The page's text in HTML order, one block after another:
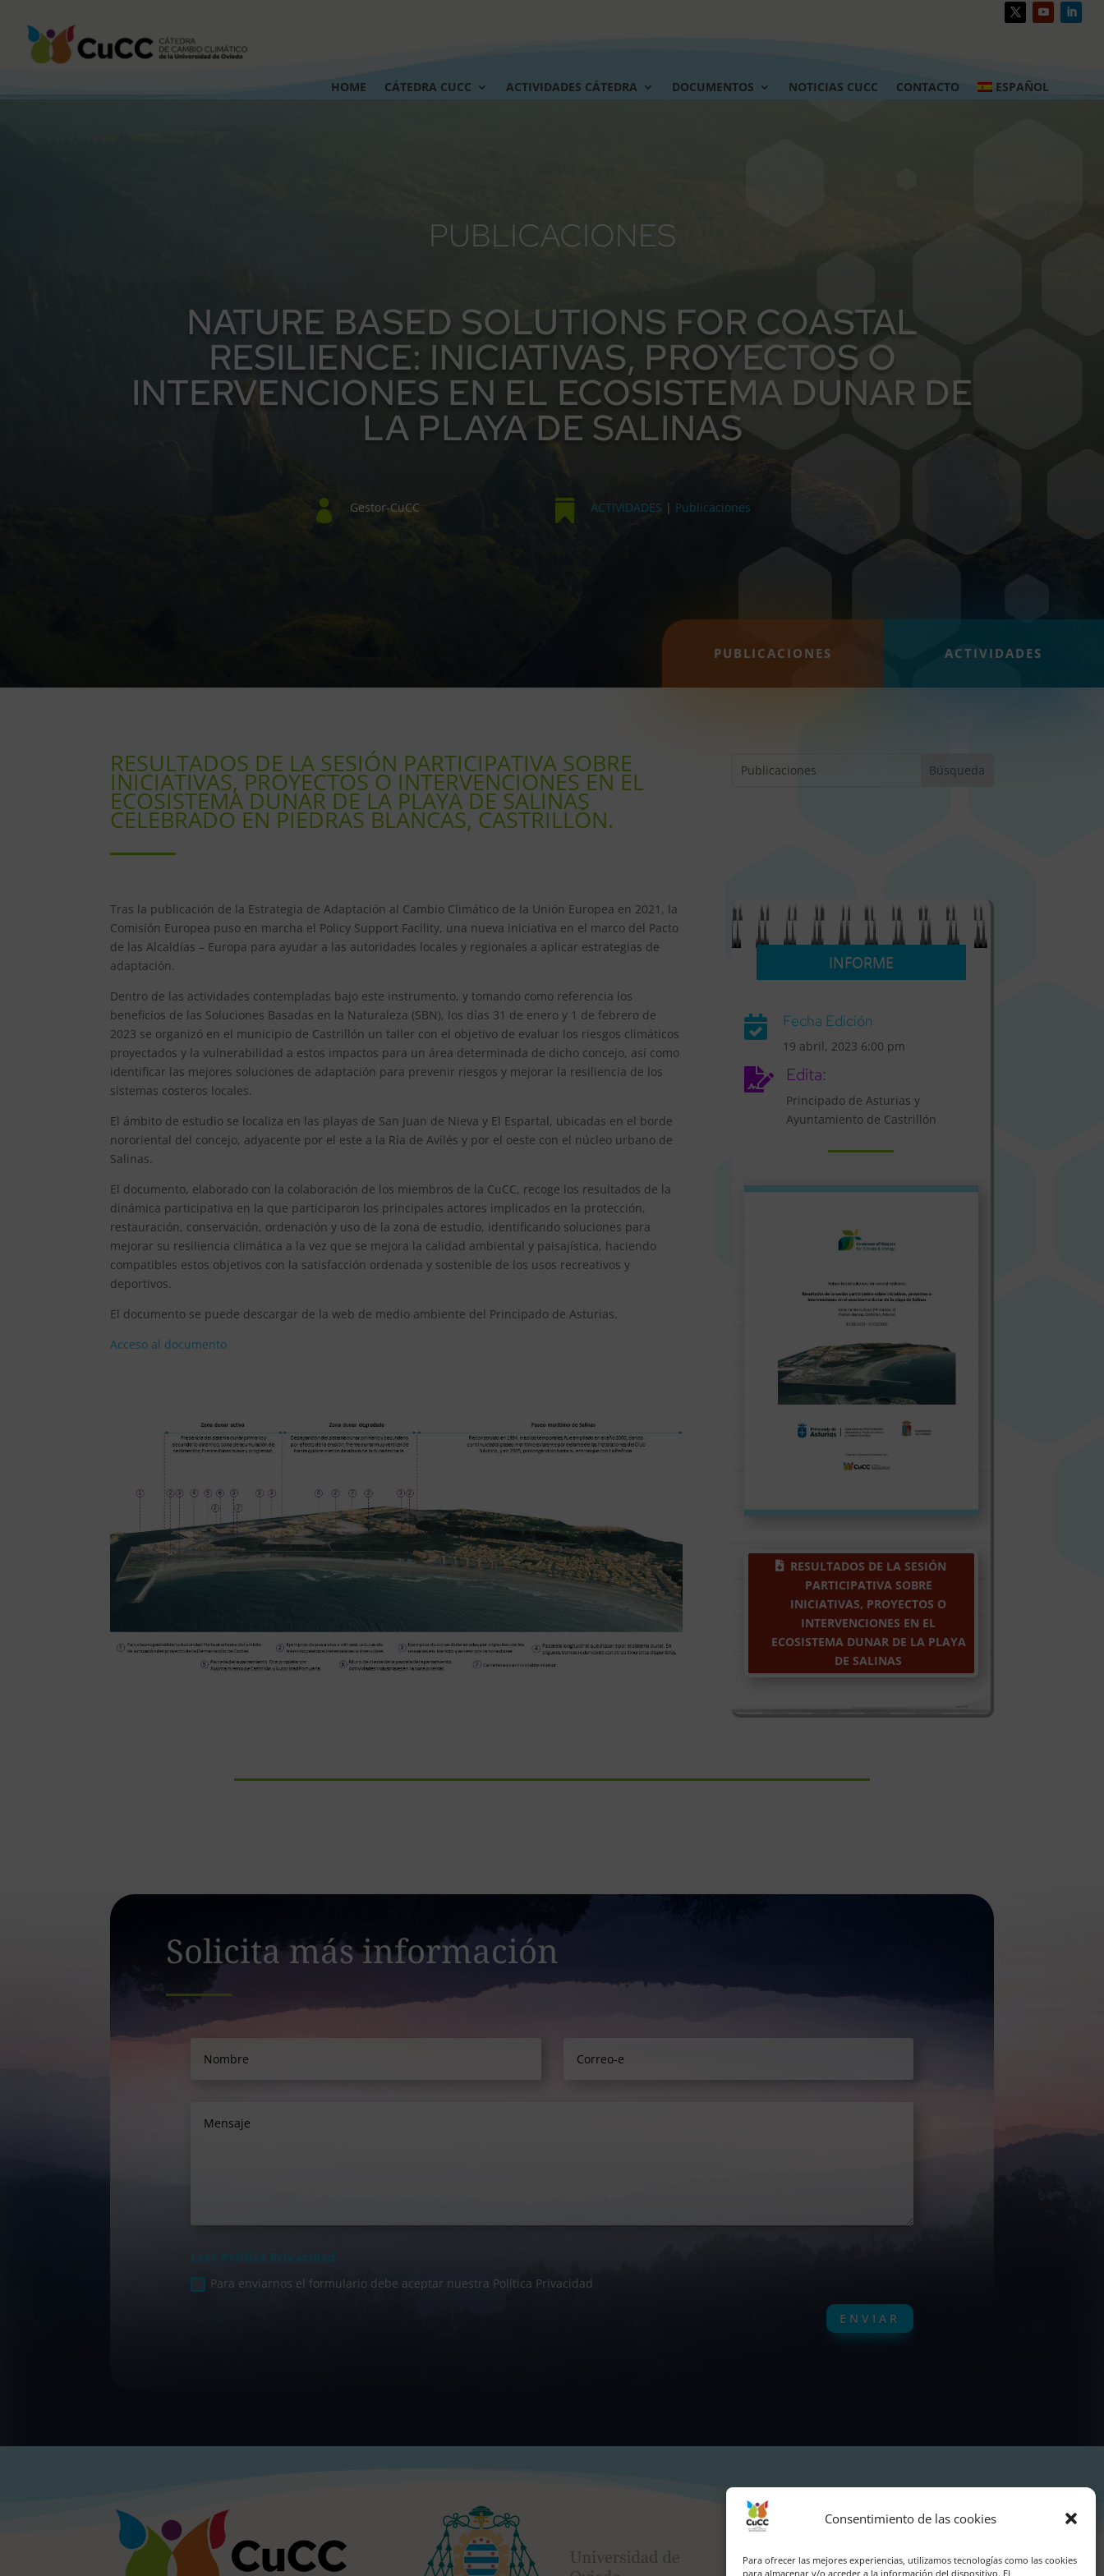
Consentimiento de las cookies
Para ofrecer las mejores experiencias, utilizamos tecnologías como las cookies
para almacenar y/o acceder a la información del dispositivo. El
HOME CÁTEDRA CUCC ACTIVIDADES CÁTEDRA DOCUMENTOS NOTICIAS CUCC CONTACTO ESPAÑOL
PUBLICACIONES
NATURE BASED SOLUTIONS FOR COASTAL
RESILIENCE: INICIATIVAS, PROYECTOS O
INTERVENCIONES EN EL ECOSISTEMA DUNAR DE
LA PLAYA DE SALINAS
 Gestor-CuCC  ACTIVIDADES | Publicaciones
PUBLICACIONES ACTIVIDADES
RESULTADOS DE LA SESIÓN PARTICIPATIVA SOBRE
INICIATIVAS, PROYECTOS O INTERVENCIONES EN EL
ECOSISTEMA DUNAR DE LA PLAYA DE SALINAS
CELEBRADO EN PIEDRAS BLANCAS, CASTRILLÓN.
Tras la publicación de la Estrategia de Adaptación al Cambio Climático de la Unión Europea en 2021, la
Comisión Europea puso en marcha el Policy Support Facility, una nueva iniciativa en el marco del Pacto
de las Alcaldías – Europa para ayudar a las autoridades locales y regionales a aplicar estrategias de
adaptación.
Dentro de las actividades contempladas bajo este instrumento, y tomando como referencia los
beneficios de las Soluciones Basadas en la Naturaleza (SBN), los días 31 de enero y 1 de febrero de
2023 se organizó en el municipio de Castrillón un taller con el objetivo de evaluar los riesgos climáticos
proyectados y la vulnerabilidad a estos impactos para un área determinada de dicho concejo, así como
identificar las mejores soluciones de adaptación para prevenir riesgos y mejorar la resiliencia de los
sistemas costeros locales.
El ámbito de estudio se localiza en las playas de San Juan de Nieva y El Espartal, ubicadas en el borde
nororiental del concejo, adyacente por el este a la Ría de Avilés y por el oeste con el núcleo urbano de
Salinas.
El documento, elaborado con la colaboración de los miembros de la CuCC, recoge los resultados de la
dinámica participativa en la que participaron los principales actores implicados en la protección,
restauración, conservación, ordenación y uso de la zona de estudio, identificando soluciones para
mejorar su resiliencia climática a la vez que se mejora la calidad ambiental y paisajística, haciendo
compatibles estos objetivos con la satisfacción ordenada y sostenible de los usos recreativos y
deportivos.
El documento se puede descargar de la web de medio ambiente del Principado de Asturias.
Acceso al documento
INFORME
 Fecha Edición
19 abril, 2023 6:00 pm
 Edita:
Principado de Asturias y
Ayuntamiento de Castrillón
RESULTADOS DE LA SESIÓN
PARTICIPATIVA SOBRE
INICIATIVAS, PROYECTOS O
INTERVENCIONES EN EL
ECOSISTEMA DUNAR DE LA PLAYA
DE SALINAS
Solicita más información
Para enviarnos el formulario debe aceptar nuestra Política Privacidad
ENVIAR